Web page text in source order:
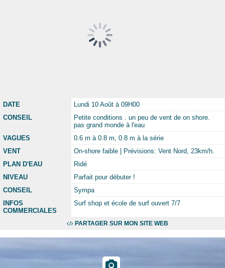
DATE
Lundi 10 Août à 09H00
CONSEIL
Petite conditions . un peu de vent de on shore.
pas grand monde à l'eau
VAGUES
0.6 m à 0.8 m, 0.8 m à la série
VENT
On-shore faible | Prévisions: Vent Nord, 23km/h.
PLAN D'EAU
Ridé
NIVEAU
Parfait pour débuter !
CONSEIL
Sympa
INFOS
COMMERCIALES
Surf shop et école de surf ouvert 7/7
PARTAGER SUR MON SITE WEB